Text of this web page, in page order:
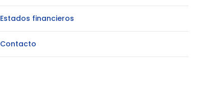
Estados financieros
Contacto